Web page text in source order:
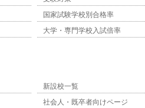
国家試験学校別合格率
大学・専門学校入試倍率
新設校一覧
社会人・既卒者向けページ